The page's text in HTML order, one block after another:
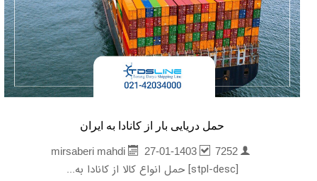
حمل دریایی بار از کانادا به ایران
mirsaberi mahdi
27-01-1403 7252
[stpl-desc] حمل انواع کالا از کانادا به...